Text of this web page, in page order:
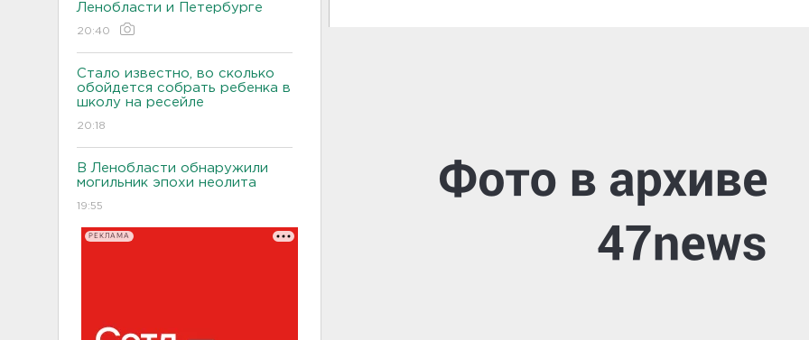
Ленобласти и Петербурге
20:40
Стало известно, во сколько
обойдется собрать ребенка в
школу на ресейле
20:18
В Ленобласти обнаружили
могильник эпохи неолита
19:55
РЕКЛАМА